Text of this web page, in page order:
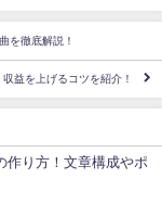
を徹底解説！
益を上げるコツを紹介！
作り方！文章構成やポ